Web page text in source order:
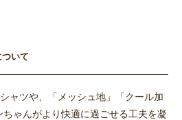
ついて
ャツや、「メッシュ地」「クール加
ゃんがより快適に過ごせる工夫を凝